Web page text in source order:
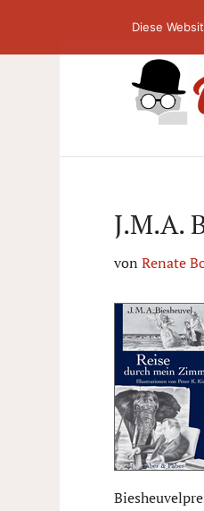
J.M.A.
von Renate
Diese